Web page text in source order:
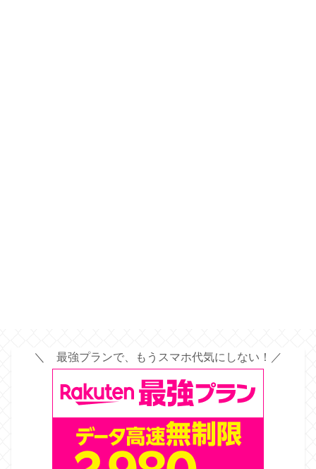
＼ 最強プランで、もうスマホ代気にしない！／